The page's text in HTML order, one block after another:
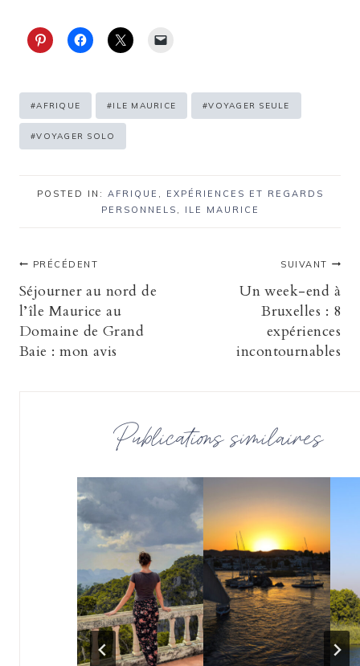
Étiquettes
de
#AFRIQUE #ILE MAURICE #VOYAGER SEULE
#VOYAGER SOLO
POSTED IN: AFRIQUE ,
EXPÉRIENCES ET REGARDS
PERSONNELS , ILE MAURICE
Navigation
de
l’article
PRÉCÉDENT
Séjourner au nord de
l’île Maurice au
Domaine de Grand
Baie : mon avis
SUIVANT
Un week-end à
Bruxelles : 8
expériences
incontournables
Publications similaires